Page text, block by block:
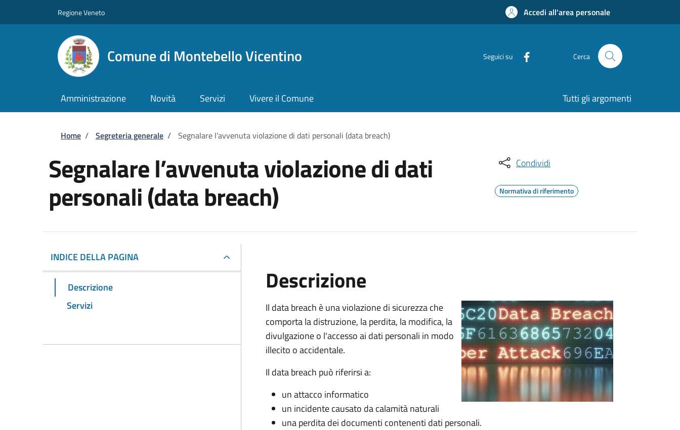
Regione Veneto Accedi all'area personale
Comune di Montebello Vicentino Seguici su Cerca
Amministrazione Novità Servizi Vivere il Comune Tutti gli argomenti
Briciole di pane
Home / Segreteria generale / Segnalare l’avvenuta violazione di dati personali (data breach)
Segnalare l’avvenuta violazione di dati
personali (data breach)
Condividi
Normativa di riferimento
INDICE DELLA PAGINA
Descrizione
Servizi
Descrizione
Il data breach è una violazione di sicurezza che
comporta la distruzione, la perdita, la modifica, la
divulgazione o l'accesso ai dati personali in modo
illecito o accidentale.
Il data breach può riferirsi a:
un attacco informatico
un incidente causato da calamità naturali
una perdita dei documenti contenenti dati personali.